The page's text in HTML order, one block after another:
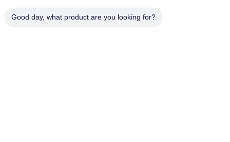
Good day, what product are you looking for?